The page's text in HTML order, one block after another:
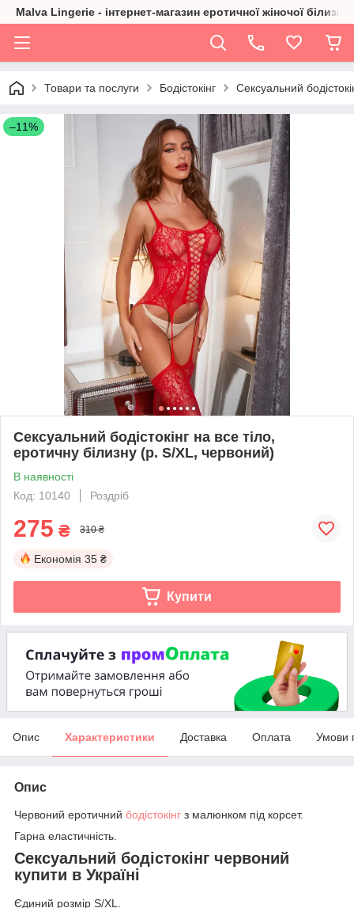
Malva Lingerie - інтернет-магазин еротичної жіночої білизни
Товари та послуги Бодістокінг Сексуальний
–11%
Сексуальний бодістокінг на все тіло,
еротичну білизну (р. S/XL, червоний)
В наявності
Код: 10140
Роздріб
275 ₴ 310 ₴
Економія 35 ₴
Купити
Опис Характеристики Доставка Оплата Умови
Опис
Червоний еротичний бодістокінг з малюнком під корсет.
Гарна еластичність.
Сексуальний бодістокінг червоний
купити в Україні
Єдиний розмір S/XL.